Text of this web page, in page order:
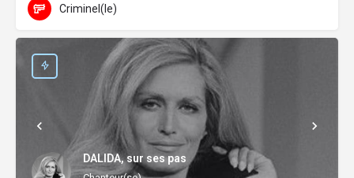
Criminel(le)
DALIDA, sur ses pas